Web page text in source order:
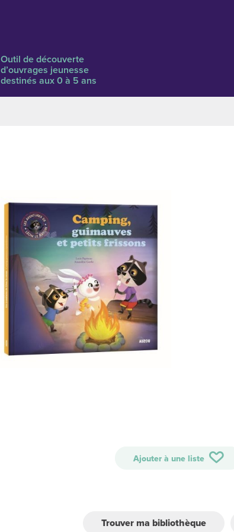
Outil de découverte
d’ouvrages jeunesse
destinés aux 0 à 5 ans
Ajouter à une liste
Trouver ma bibliothèque